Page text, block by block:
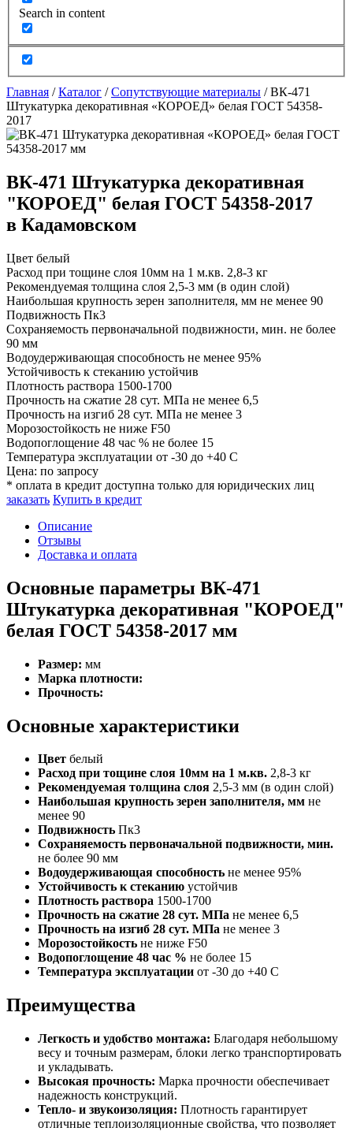
Search in content
Главная /Каталог /Сопутствующие материалы /ВК-471
Штукатурка декоративная «КОРОЕД» белая ГОСТ 54358-
2017
ВК-471 Штукатурка декоративная
"КОРОЕД" белая ГОСТ 54358-2017
в Кадамовском
Цвет белый
Расход при тощине слоя 10мм на 1 м.кв. 2,8-3 кг
Рекомендуемая толщина слоя 2,5-3 мм (в один слой)
Наибольшая крупность зерен заполнителя, мм не менее 90
Подвижность Пк3
Сохраняемость первоначальной подвижности, мин. не более
90 мм
Водоудерживающая способность не менее 95%
Устойчивость к стеканию устойчив
Плотность раствора 1500-1700
Прочность на сжатие 28 сут. МПа не менее 6,5
Прочность на изгиб 28 сут. МПа не менее 3
Морозостойкость не ниже F50
Водопоглощение 48 час % не более 15
Температура эксплуатации от -30 до +40 C
Цена: по запросу
* оплата в кредит доступна только для юридических лиц
заказать Купить в кредит
Описание
Отзывы
Доставка и оплата
Основные параметры ВК-471
Штукатурка декоративная "КОРОЕД"
белая ГОСТ 54358-2017 мм
Размер: мм
Марка плотности:
Прочность:
Основные характеристики
Цвет белый
Расход при тощине слоя 10мм на 1 м.кв. 2,8-3 кг
Рекомендуемая толщина слоя 2,5-3 мм (в один слой)
Наибольшая крупность зерен заполнителя, мм не
менее 90
Подвижность Пк3
Сохраняемость первоначальной подвижности, мин.
не более 90 мм
Водоудерживающая способность не менее 95%
Устойчивость к стеканию устойчив
Плотность раствора 1500-1700
Прочность на сжатие 28 сут. МПа не менее 6,5
Прочность на изгиб 28 сут. МПа не менее 3
Морозостойкость не ниже F50
Водопоглощение 48 час % не более 15
Температура эксплуатации от -30 до +40 C
Преимущества
Легкость и удобство монтажа: Благодаря небольшому
весу и точным размерам, блоки легко транспортировать
и укладывать.
Высокая прочность: Марка прочности обеспечивает
надежность конструкций.
Тепло- и звукоизоляция: Плотность гарантирует
отличные теплоизоляционные свойства, что позволяет